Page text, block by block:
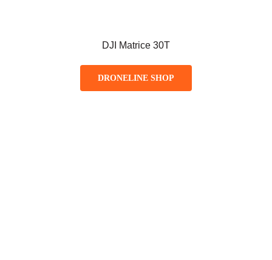
DJI Matrice 30T
DRONELINE SHOP